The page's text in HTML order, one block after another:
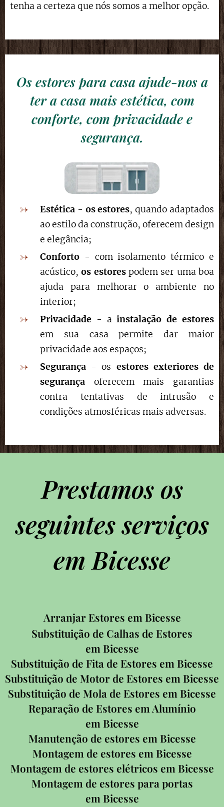
tenha a certeza que nós somos a melhor opção.
Os estores para casa ajude-nos a
ter a casa mais estética, com
conforte, com privacidade e
segurança.
Estética - os estores, quando adaptados
ao estilo da construção, oferecem design
e elegância;
Conforto - com isolamento térmico e
acústico,os estorespodem ser uma boa
ajuda para melhorar o ambiente no
interior;
Privacidade - ainstalação de estores
em sua casa permite dar maior
privacidade aos espaços;
Segurança - os estores exteriores de
segurança oferecem mais garantias
contra tentativas de intrusão e
condições atmosféricas mais adversas.
Prestamos os
seguintes serviços
em Bicesse
Arranjar Estores em Bicesse
Substituição de Calhas de Estores
em Bicesse
Substituição de Fita de Estores em Bicesse
Substituição de Motor de Estores em Bicesse
Substituição de Mola de Estores em Bicesse
Reparação de Estores em Alumínio
em Bicesse
Manutenção de estores em Bicesse
Montagem de estores em Bicesse
Montagem de estores elétricos em Bicesse
Montagem de estores para portas
em Bicesse